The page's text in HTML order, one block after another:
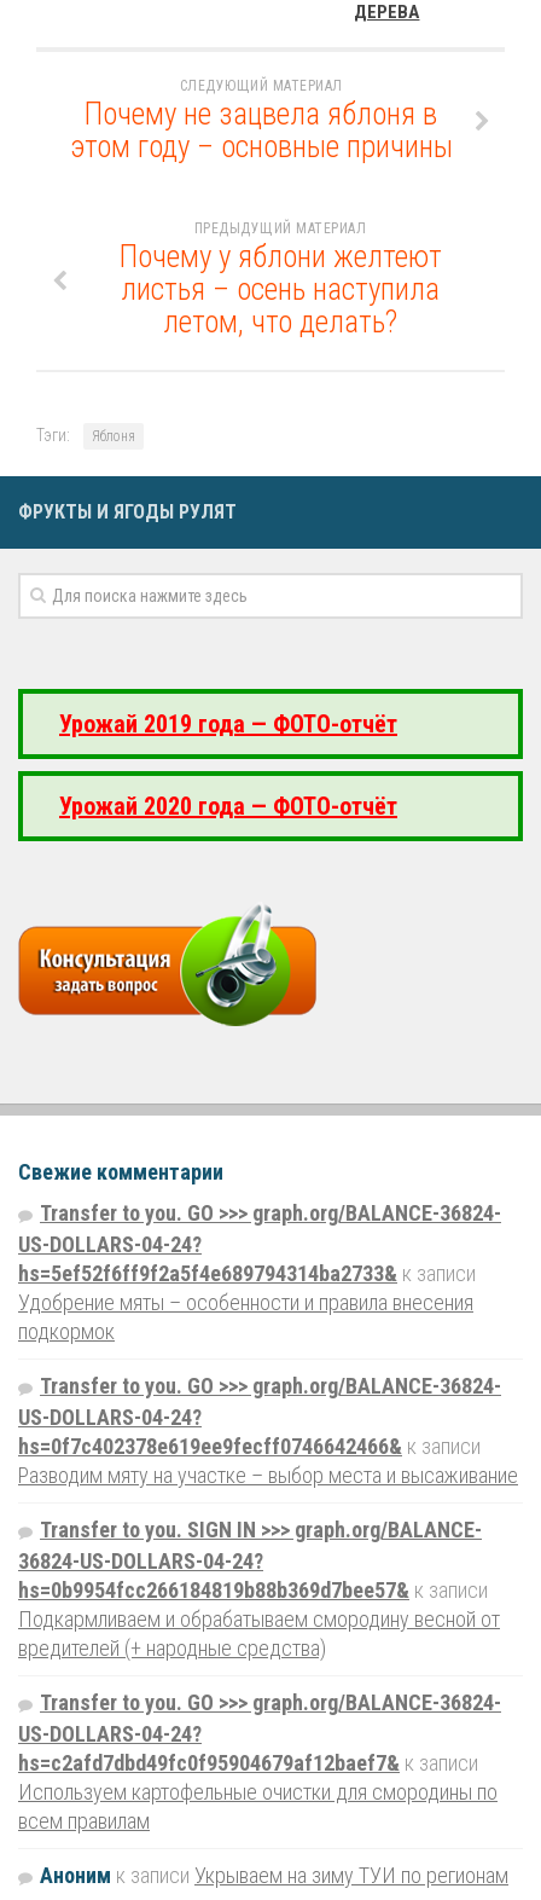
ДЕРЕВА
СЛЕДУЮЩИЙ МАТЕРИАЛ
Почему не зацвела яблоня в
этом году – основные причины
ПРЕДЫДУЩИЙ МАТЕРИАЛ
Почему у яблони желтеют
листья – осень наступила
летом, что делать?
Тэги: Яблоня
ФРУКТЫ И ЯГОДЫ РУЛЯТ
Урожай 2019 года — ФОТО-отчёт
Урожай 2020 года — ФОТО-отчёт
Свежие комментарии
Transfer to you. GO >>> graph.org/BALANCE-36824-
US-DOLLARS-04-24?
hs=5ef52f6ff9f2a5f4e689794314ba2733& к записи
Удобрение мяты – особенности и правила внесения
подкормок
Transfer to you. GO >>> graph.org/BALANCE-36824-
US-DOLLARS-04-24?
hs=0f7c402378e619ee9fecff0746642466& к записи
Разводим мяту на участке – выбор места и высаживание
Transfer to you. SIGN IN >>> graph.org/BALANCE-
36824-US-DOLLARS-04-24?
hs=0b9954fcc266184819b88b369d7bee57& к записи
Подкармливаем и обрабатываем смородину весной от
вредителей (+ народные средства)
Transfer to you. GO >>> graph.org/BALANCE-36824-
US-DOLLARS-04-24?
hs=c2afd7dbd49fc0f95904679af12baef7& к записи
Используем картофельные очистки для смородины по
всем правилам
Аноним к записи Укрываем на зиму ТУИ по регионам